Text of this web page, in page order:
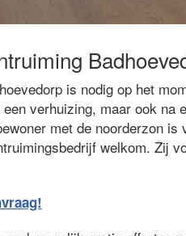
is nodig op het
verhuizing, maar ook na
met de noorderzon
welkom. Zij